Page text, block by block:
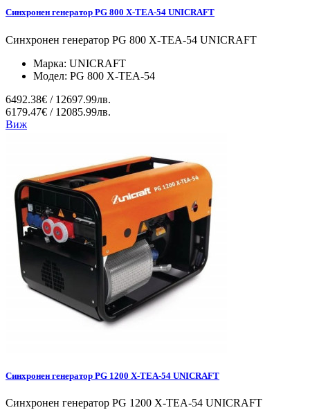
Синхронен генератор PG 800 X-TEA-54 UNICRAFT
Синхронен генератор PG 800 X-TEA-54 UNICRAFT
Марка: UNICRAFT
Модел: PG 800 X-TEA-54
6492.38€ / 12697.99лв.
6179.47€ / 12085.99лв.
Виж
Синхронен генератор PG 1200 X-TEA-54 UNICRAFT
Синхронен генератор PG 1200 X-TEA-54 UNICRAFT